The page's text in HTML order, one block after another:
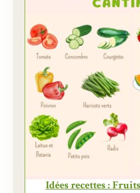
Idées recettes :